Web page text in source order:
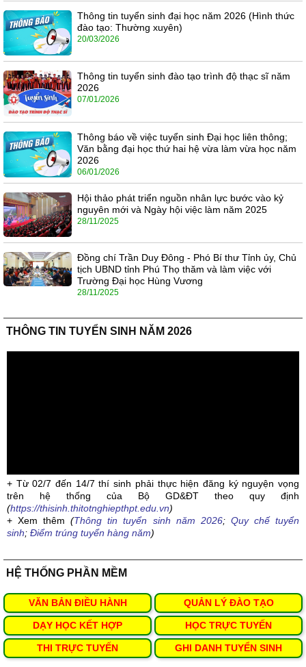
Thông tin tuyển sinh đại học năm 2026 (Hình thức
đào tạo: Thường xuyên)
20/03/2026
Thông tin tuyển sinh đào tạo trình độ thạc sĩ năm
2026
07/01/2026
Thông báo về việc tuyển sinh Đại học liên thông;
Văn bằng đại học thứ hai hệ vừa làm vừa học năm
2026
06/01/2026
Hội thảo phát triển nguồn nhân lực bước vào kỷ
nguyên mới và Ngày hội việc làm năm 2025
28/11/2025
Đồng chí Trần Duy Đông - Phó Bí thư Tỉnh ủy, Chủ
tịch UBND tỉnh Phú Thọ thăm và làm việc với
Trường Đại học Hùng Vương
28/11/2025
THÔNG TIN TUYỂN SINH NĂM 2026
+ Từ 02/7 đến 14/7 thí sinh phải thực hiện đăng ký nguyện vọng
trên hệ thống của Bộ GD&ĐT theo quy định
(https://thisinh.thitotnghiepthpt.edu.vn)
+ Xem thêm(Thông tin tuyển sinh năm 2026; Quy chế tuyển
sinh; Điểm trúng tuyển hàng năm)
HỆ THỐNG PHẦN MỀM
VĂN BẢN ĐIỀU HÀNH QUẢN LÝ ĐÀO TẠO
DẠY HỌC KẾT HỢP HỌC TRỰC TUYẾN
THI TRỰC TUYẾN GHI DANH TUYỂN SINH